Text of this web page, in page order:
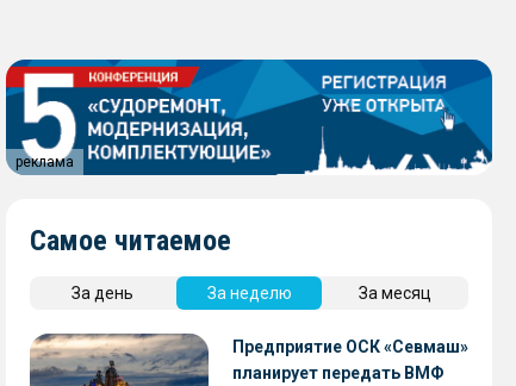
реклама
Самое читаемое
За день За неделю За месяц
Предприятие ОСК «Севмаш»
планирует передать ВМФ